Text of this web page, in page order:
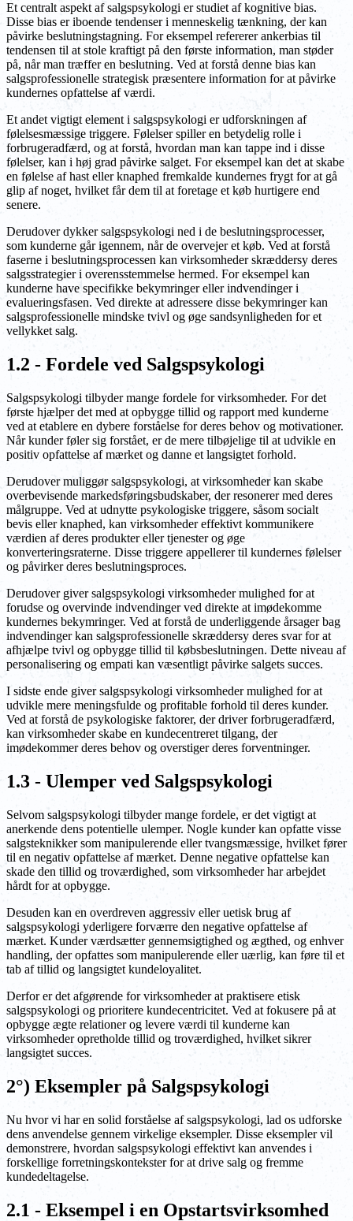
Et centralt aspekt af salgspsykologi er studiet af kognitive bias.
Disse bias er iboende tendenser i menneskelig tænkning, der kan
påvirke beslutningstagning. For eksempel refererer ankerbias til
tendensen til at stole kraftigt på den første information, man støder
på, når man træffer en beslutning. Ved at forstå denne bias kan
salgsprofessionelle strategisk præsentere information for at påvirke
kundernes opfattelse af værdi.
Et andet vigtigt element i salgspsykologi er udforskningen af
følelsesmæssige triggere. Følelser spiller en betydelig rolle i
forbrugeradfærd, og at forstå, hvordan man kan tappe ind i disse
følelser, kan i høj grad påvirke salget. For eksempel kan det at skabe
en følelse af hast eller knaphed fremkalde kundernes frygt for at gå
glip af noget, hvilket får dem til at foretage et køb hurtigere end
senere.
Derudover dykker salgspsykologi ned i de beslutningsprocesser,
som kunderne går igennem, når de overvejer et køb. Ved at forstå
faserne i beslutningsprocessen kan virksomheder skræddersy deres
salgsstrategier i overensstemmelse hermed. For eksempel kan
kunderne have specifikke bekymringer eller indvendinger i
evalueringsfasen. Ved direkte at adressere disse bekymringer kan
salgsprofessionelle mindske tvivl og øge sandsynligheden for et
vellykket salg.
1.2 - Fordele ved Salgspsykologi
Salgspsykologi tilbyder mange fordele for virksomheder. For det
første hjælper det med at opbygge tillid og rapport med kunderne
ved at etablere en dybere forståelse for deres behov og motivationer.
Når kunder føler sig forstået, er de mere tilbøjelige til at udvikle en
positiv opfattelse af mærket og danne et langsigtet forhold.
Derudover muliggør salgspsykologi, at virksomheder kan skabe
overbevisende markedsføringsbudskaber, der resonerer med deres
målgruppe. Ved at udnytte psykologiske triggere, såsom socialt
bevis eller knaphed, kan virksomheder effektivt kommunikere
værdien af deres produkter eller tjenester og øge
konverteringsraterne. Disse triggere appellerer til kundernes følelser
og påvirker deres beslutningsproces.
Derudover giver salgspsykologi virksomheder mulighed for at
forudse og overvinde indvendinger ved direkte at imødekomme
kundernes bekymringer. Ved at forstå de underliggende årsager bag
indvendinger kan salgsprofessionelle skræddersy deres svar for at
afhjælpe tvivl og opbygge tillid til købsbeslutningen. Dette niveau af
personalisering og empati kan væsentligt påvirke salgets succes.
I sidste ende giver salgspsykologi virksomheder mulighed for at
udvikle mere meningsfulde og profitable forhold til deres kunder.
Ved at forstå de psykologiske faktorer, der driver forbrugeradfærd,
kan virksomheder skabe en kundecentreret tilgang, der
imødekommer deres behov og overstiger deres forventninger.
1.3 - Ulemper ved Salgspsykologi
Selvom salgspsykologi tilbyder mange fordele, er det vigtigt at
anerkende dens potentielle ulemper. Nogle kunder kan opfatte visse
salgsteknikker som manipulerende eller tvangsmæssige, hvilket fører
til en negativ opfattelse af mærket. Denne negative opfattelse kan
skade den tillid og troværdighed, som virksomheder har arbejdet
hårdt for at opbygge.
Desuden kan en overdreven aggressiv eller uetisk brug af
salgspsykologi yderligere forværre den negative opfattelse af
mærket. Kunder værdsætter gennemsigtighed og ægthed, og enhver
handling, der opfattes som manipulerende eller uærlig, kan føre til et
tab af tillid og langsigtet kundeloyalitet.
Derfor er det afgørende for virksomheder at praktisere etisk
salgspsykologi og prioritere kundecentricitet. Ved at fokusere på at
opbygge ægte relationer og levere værdi til kunderne kan
virksomheder opretholde tillid og troværdighed, hvilket sikrer
langsigtet succes.
2°) Eksempler på Salgspsykologi
Nu hvor vi har en solid forståelse af salgspsykologi, lad os udforske
dens anvendelse gennem virkelige eksempler. Disse eksempler vil
demonstrere, hvordan salgspsykologi effektivt kan anvendes i
forskellige forretningskontekster for at drive salg og fremme
kundedeltagelse.
2.1 - Eksempel i en Opstartsvirksomhed